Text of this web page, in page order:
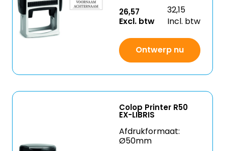
26,57
Excl. btw
32,15
Incl. btw
Ontwerp nu
Colop Printer R50
EX-LIBRIS
Afdrukformaat:
Ø50mm